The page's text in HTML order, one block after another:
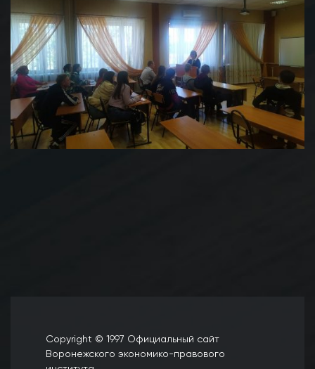
Copyright © 1997 Официальный сайт
Воронежского экономико-правового